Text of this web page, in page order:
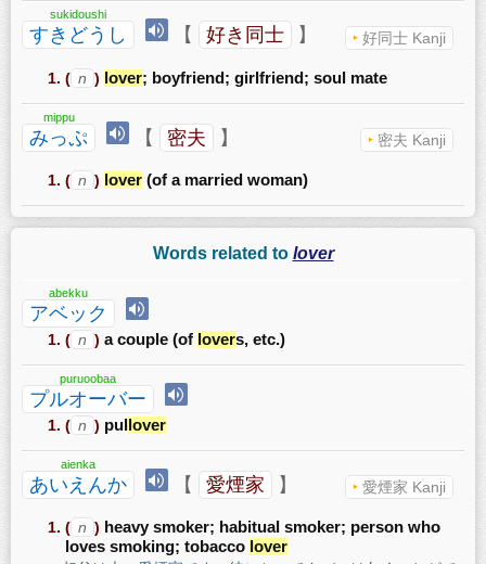
すきどうし
sukidoushi
【 好き同士 】 好同士 Kanji
( n ) lover; boyfriend; girlfriend; soul mate
みっぷ
mippu
【 密夫 】 密夫 Kanji
( n ) lover (of a married woman)
Words related to lover
アベック
abekku
( n ) a couple (of lovers, etc.)
プルオーバー
puruoobaa
( n ) pul lover
あいえんか
aienka
【 愛煙家 】 愛煙家 Kanji
( n ) heavy smoker; habitual smoker; person who
loves smoking; tobacco lover